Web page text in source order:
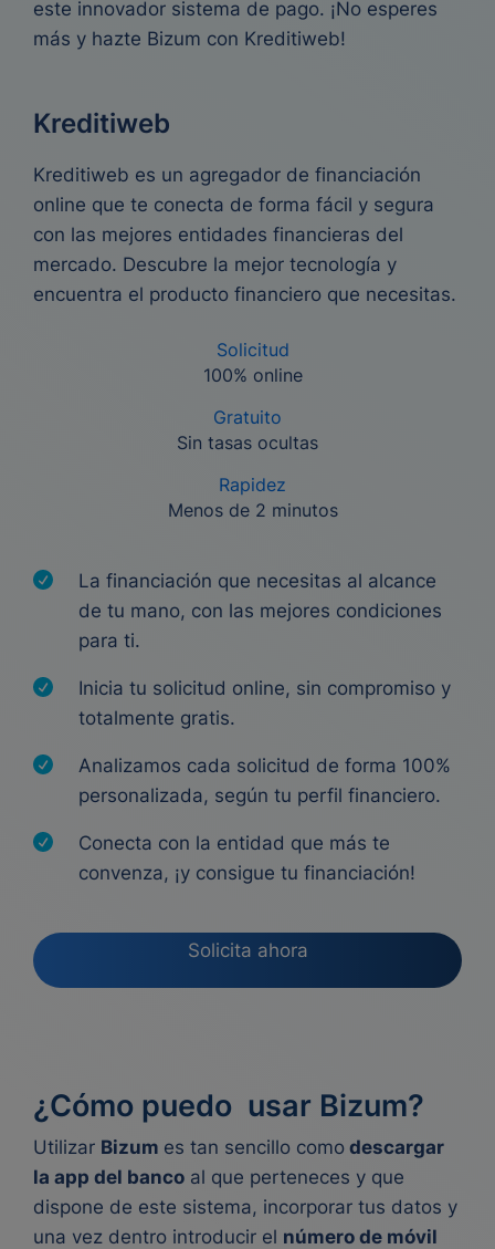
este innovador sistema de pago. ¡No esperes
más y hazte Bizum con Kreditiweb!
Kreditiweb
Kreditiweb es un agregador de financiación
online que te conecta de forma fácil y segura
con las mejores entidades financieras del
mercado. Descubre la mejor tecnología y
encuentra el producto financiero que necesitas.
Solicitud
100% online
Gratuito
Sin tasas ocultas
Rapidez
Menos de 2 minutos
La financiación que necesitas al alcance
de tu mano, con las mejores condiciones
para ti.
Inicia tu solicitud online, sin compromiso y
totalmente gratis.
Analizamos cada solicitud de forma 100%
personalizada, según tu perfil financiero.
Conecta con la entidad que más te
convenza, ¡y consigue tu financiación!
Solicita ahora
¿Cómo puedo usar Bizum?
Utilizar Bizum es tan sencillo como descargar
la app del banco al que perteneces y que
dispone de este sistema, incorporar tus datos y
una vez dentro introducir el número de móvil